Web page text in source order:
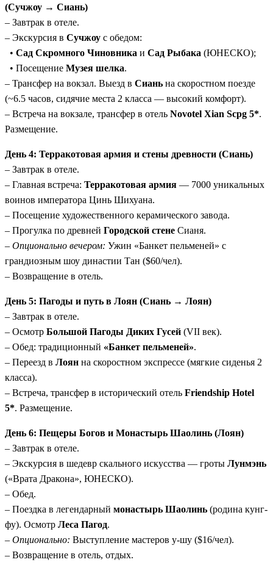
(Сучжоу → Сиань)
– Завтрак в отеле.
– Экскурсия в Сучжоу с обедом:
• Сад Скромного Чиновника и Сад Рыбака (ЮНЕСКО);
• Посещение Музея шелка.
– Трансфер на вокзал. Выезд в Сиань на скоростном поезде
(~6.5 часов, сидячие места 2 класса — высокий комфорт).
– Встреча на вокзале, трансфер в отель Novotel Xian Scpg 5*.
Размещение.
День 4: Терракотовая армия и стены древности (Сиань)
– Завтрак в отеле.
– Главная встреча: Терракотовая армия — 7000 уникальных
воинов императора Цинь Шихуана.
– Посещение художественного керамического завода.
– Прогулка по древней Городской стене Сианя.
– Опционально вечером: Ужин «Банкет пельменей» с
грандиозным шоу династии Тан ($60/чел).
– Возвращение в отель.
День 5: Пагоды и путь в Лоян (Сиань → Лоян)
– Завтрак в отеле.
– Осмотр Большой Пагоды Диких Гусей (VII век).
– Обед: традиционный «Банкет пельменей».
– Переезд в Лоян на скоростном экспрессе (мягкие сиденья 2
класса).
– Встреча, трансфер в исторический отель Friendship Hotel
5*. Размещение.
День 6: Пещеры Богов и Монастырь Шаолинь (Лоян)
– Завтрак в отеле.
– Экскурсия в шедевр скального искусства — гроты Лунмэнь
(«Врата Дракона», ЮНЕСКО).
– Обед.
– Поездка в легендарный монастырь Шаолинь (родина кунг-
фу). Осмотр Леса Пагод.
– Опционально: Выступление мастеров у-шу ($16/чел).
– Возвращение в отель, отдых.